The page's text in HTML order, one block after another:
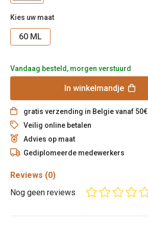
Kies uw maat
60 ML
Vandaag besteld, morgen verstuurd
In winkelmandje
gratis verzending in Belgie vanaf 50€
Veilig online betalen
Advies op maat
Gediplomeerde medewerkers
Reviews (0)
Nog geen reviews